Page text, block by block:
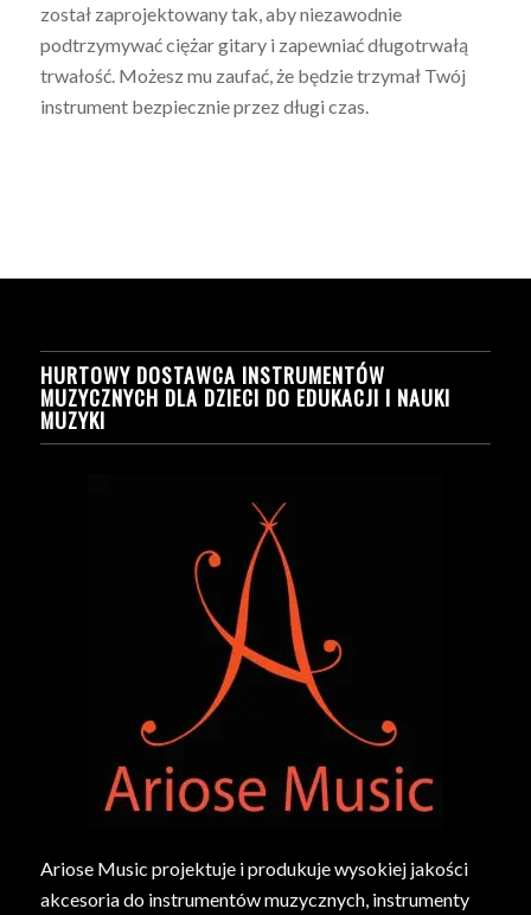
został zaprojektowany tak, aby niezawodnie
podtrzymywać ciężar gitary i zapewniać długotrwałą
trwałość. Możesz mu zaufać, że będzie trzymał Twój
instrument bezpiecznie przez długi czas.
HURTOWY DOSTAWCA INSTRUMENTÓW
MUZYCZNYCH DLA DZIECI DO EDUKACJI I NAUKI
MUZYKI
Ariose Music projektuje i produkuje wysokiej jakości
akcesoria do instrumentów muzycznych, instrumenty